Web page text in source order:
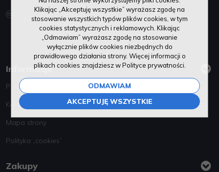
biuro@avastore.pl
Informacje
Polityka prywatności
Kontakt
Mapa strony
Polityka „cookies”
Zakupy
Klikając „Akceptuję wszystkie” wyrażasz zgodę na
stosowanie wszystkich typów plików cookies, w tym
cookies statystycznych i reklamowych. Klikając
„Odmawiam” wyrażasz zgodę na stosowanie
wyłącznie plików cookies niezbędnych do
prawidłowego działania strony. Więcej informacji o
plikach cookies znajdziesz w Polityce prywatności.
ODMAWIAM
AKCEPTUJĘ WSZYSTKIE